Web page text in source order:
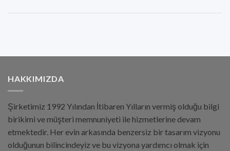
HAKKIMIZDA
Şirketimiz 1992 Yılından İtibaren Yılların vermiş olduğu bilgi
birikimi ve müşteri memnuniyeti ile hizmetlerine devam
etmektedir. Her evin arkasında benzersiz bir tasarım vizyonu
olduğunun bilincindeyiz ve bu vizyona yardımcı olmak için